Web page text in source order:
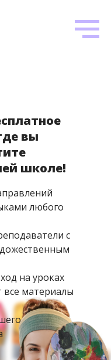
вы
школе!
любого
с
на уроках
материалы